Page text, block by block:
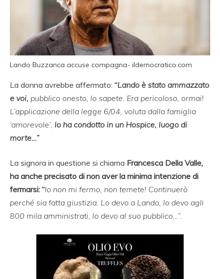
Lando Buzzanca accuse compagna- ildemocratico.com
La donna avrebbe affermato: “Lando è stato ammazzato
e voi, pubblico onesto, lo sapete. Era pericoloso, ormai!
L’applicazione della legge 6/04, voluta dalla famiglia
‘amorevole’, lo ha condotto in un Hospice, luogo di
morte…”
La signora in questione si chiama Francesca Della Valle,
ha anche precisato di non aver la minima intenzione di
fermarsi: “Io non mi fermo, non temete! Continuerò
perché sia fatta giustizia. Lo devo a Lando, lo devo agli
800 mila amministrati, lo devo al suo pubblico…”.